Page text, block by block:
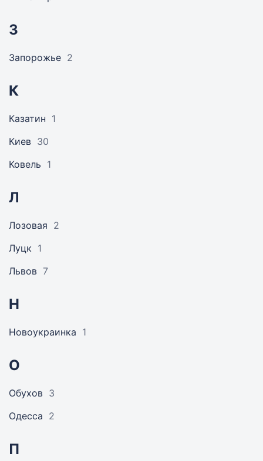
З
Запорожье 2
К
Казатин 1
Киев 30
Ковель 1
Л
Лозовая 2
Луцк 1
Львов 7
Н
Новоукраинка 1
О
Обухов 3
Одесса 2
П